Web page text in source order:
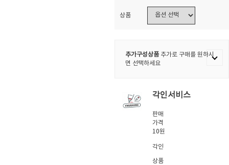
상품
추가구성상품추가로 구매를 원하시
면 선택하세요
각인서비스
판매
가격
10원
각인
상품